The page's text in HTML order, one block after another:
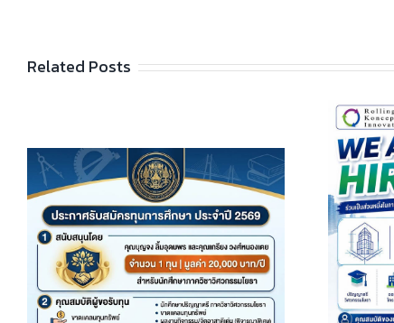
Related Posts
🚀 โอกาสดีๆ สำหรับวิศวกรโยธารุ่น
ใหม่มาถึงแล้ว! บริษัท โรลลิ่ง คอนเซปต์
อินโนเวชั่น จำกัด กำลังมองหา Junior
Structural Engineer (วิศวกร